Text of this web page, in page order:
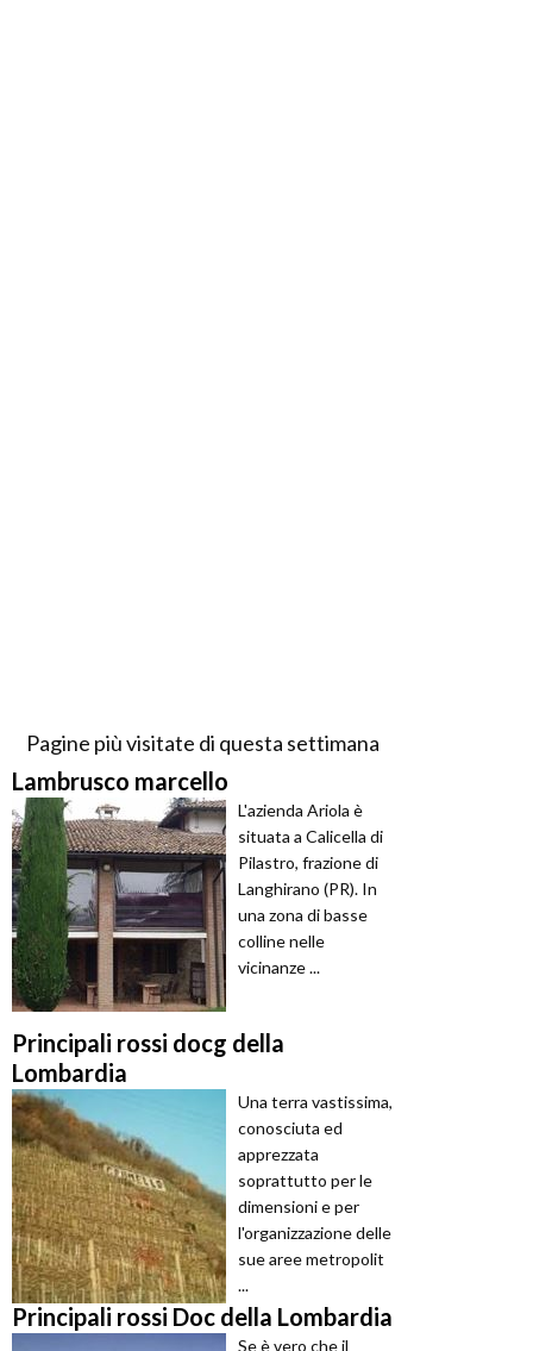
Pagine più visitate di questa settimana
Lambrusco marcello
L'azienda Ariola è
situata a Calicella di
Pilastro, frazione di
Langhirano (PR). In
una zona di basse
colline nelle
vicinanze ...
Principali rossi docg della
Lombardia
Una terra vastissima,
conosciuta ed
apprezzata
soprattutto per le
dimensioni e per
l'organizzazione delle
sue aree metropolit
...
Principali rossi Doc della Lombardia
Se è vero che il